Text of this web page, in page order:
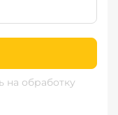
на обработку